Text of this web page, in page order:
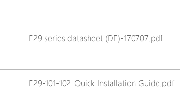
E29 series datasheet (DE)-170707.pdf
E29-101-102_Quick Installation Guide.pdf